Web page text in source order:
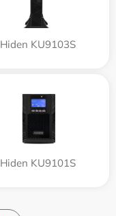
Hiden KU9103S
Hiden KU9101S